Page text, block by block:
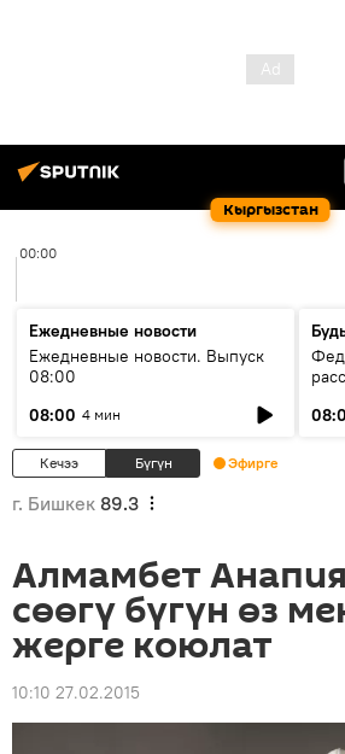
Кыргызстан
00:00
Ежедневные новости
Ежедневные новости. Выпуск
08:00
08:00 4 мин
Кечээ Бүгүн Эфирге
г. Бишкек 89.3
Алмамбет
сөөгү бүгүн өз
жерге коюлат
10:10 27.02.2015